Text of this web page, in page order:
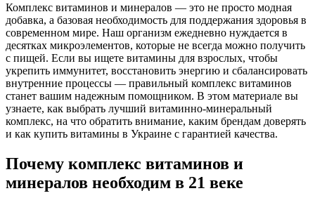
Комплекс витаминов и минералов — это не просто модная
добавка, а базовая необходимость для поддержания здоровья в
современном мире. Наш организм ежедневно нуждается в
десятках микроэлементов, которые не всегда можно получить
с пищей. Если вы ищете витамины для взрослых, чтобы
укрепить иммунитет, восстановить энергию и сбалансировать
внутренние процессы — правильный комплекс витаминов
станет вашим надежным помощником. В этом материале вы
узнаете, как выбрать лучший витаминно-минеральный
комплекс, на что обратить внимание, каким брендам доверять
и как купить витамины в Украине с гарантией качества.
Почему комплекс витаминов и
минералов необходим в 21 веке